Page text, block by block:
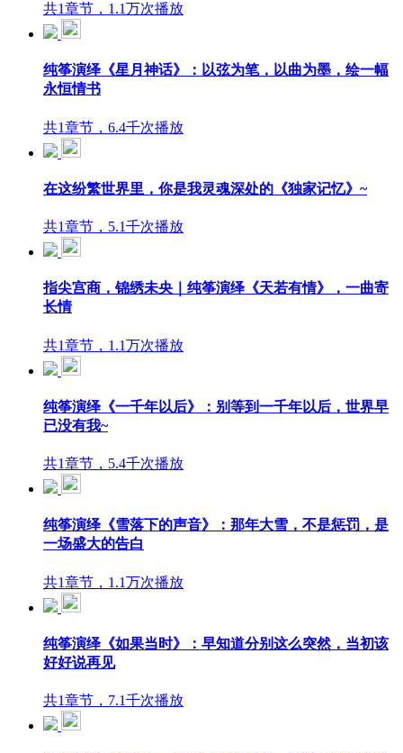
共1章节，1.1万次播放
纯筝演绎《星月神话》：以弦为笔，以曲为墨，绘一幅
永恒情书
共1章节，6.4千次播放
在这纷繁世界里，你是我灵魂深处的《独家记忆》~
共1章节，5.1千次播放
指尖宫商，锦绣未央｜纯筝演绎《天若有情》，一曲寄
长情
共1章节，1.1万次播放
纯筝演绎《一千年以后》：别等到一千年以后，世界早
已没有我~
共1章节，5.4千次播放
纯筝演绎《雪落下的声音》：那年大雪，不是惩罚，是
一场盛大的告白
共1章节，1.1万次播放
纯筝演绎《如果当时》：早知道分别这么突然，当初该
好好说再见
共1章节，7.1千次播放